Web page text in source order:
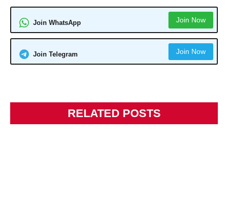
Join WhatsApp Join Now
Join Telegram Join Now
RELATED POSTS